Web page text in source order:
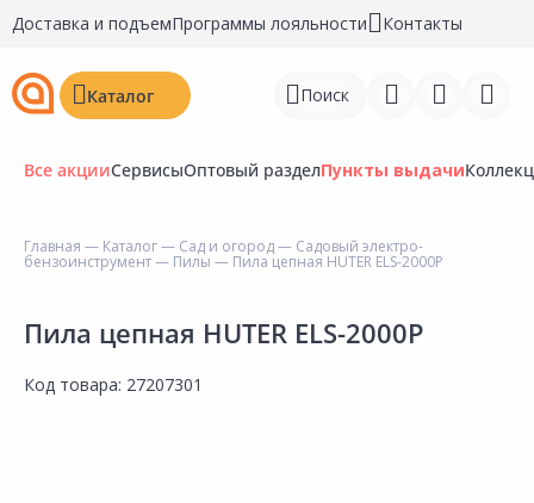
Доставка и подъемПрограммы лояльности Контакты
Каталог Поиск
Регистрация
Перейти к сравнению
Все акцииСервисыОптовый разделПункты выдачи
Главная — Каталог— Сад и огород— Садовый электро-
бензоинструмент— Пилы — Пила цепная HUTER ELS-2000P
Пила цепная HUTER ELS-2000P
Код товара: 27207301